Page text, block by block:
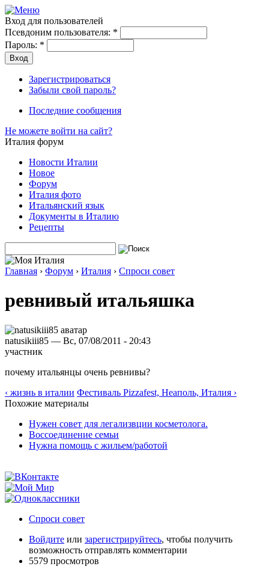
Вход для пользователей
Псевдоним пользователя: *
Пароль: *
Зарегистрироваться
Забыли свой пароль?
Последние сообщения
Не можете войти на сайт?
Италия форум
Новости Италии
Новое
Форум
Италия фото
Итальянский язык
Документы в Италию
Рецепты
Главная › Форум › Италия › Спроси совет
ревнивый итальяшка
natusikiii85 — Вс, 07/08/2011 - 20:43
участник
почему итальянцы очень ревнивы?
‹ жизнь в италии Фестиваль Pizzafest, Неаполь, Италия ›
Похожие материалы
Нужен совет для легализвции косметолога.
Воссоединение семьи
Нужна помощь с жильем/работой
Спроси совет
Войдите или зарегистрируйтесь, чтобы получить
возможность отправлять комментарии
5579 просмотров